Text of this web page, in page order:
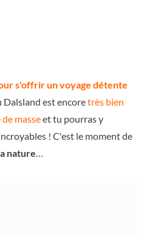
s'offrir un voyage détente
Dalsland est encoretrès bien
masseet tu pourras y
! C'est le moment de
nature…